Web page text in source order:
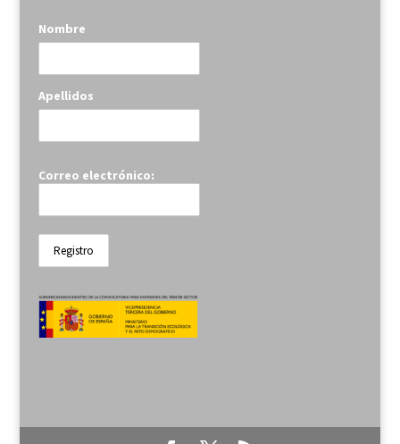
Nombre
Apellidos
Correo electrónico: